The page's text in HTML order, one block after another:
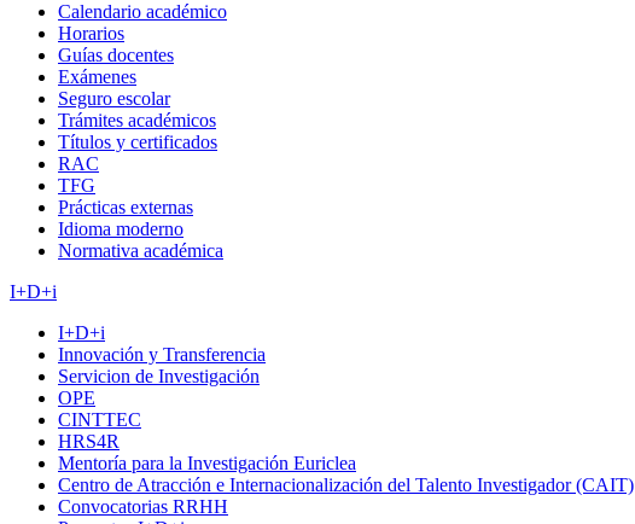
Calendario académico
Horarios
Guías docentes
Exámenes
Seguro escolar
Trámites académicos
Títulos y certificados
RAC
TFG
Prácticas externas
Idioma moderno
Normativa académica
I+D+i
I+D+i
Innovación y Transferencia
Servicion de Investigación
OPE
CINTTEC
HRS4R
Mentoría para la Investigación Euriclea
Centro de Atracción e Internacionalización del Talento Investigador (CAIT)
Convocatorias RRHH